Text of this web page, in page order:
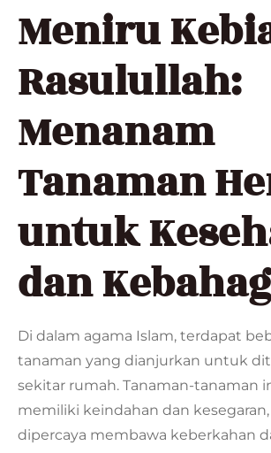
Meniru
Rasulullah:
Menanam
Tanaman
untuk
dan
Di dalam agama Islam, terdapat
tanaman yang dianjurkan untuk
sekitar rumah. Tanaman-tanaman
memiliki keindahan dan
dipercaya membawa keberkahan